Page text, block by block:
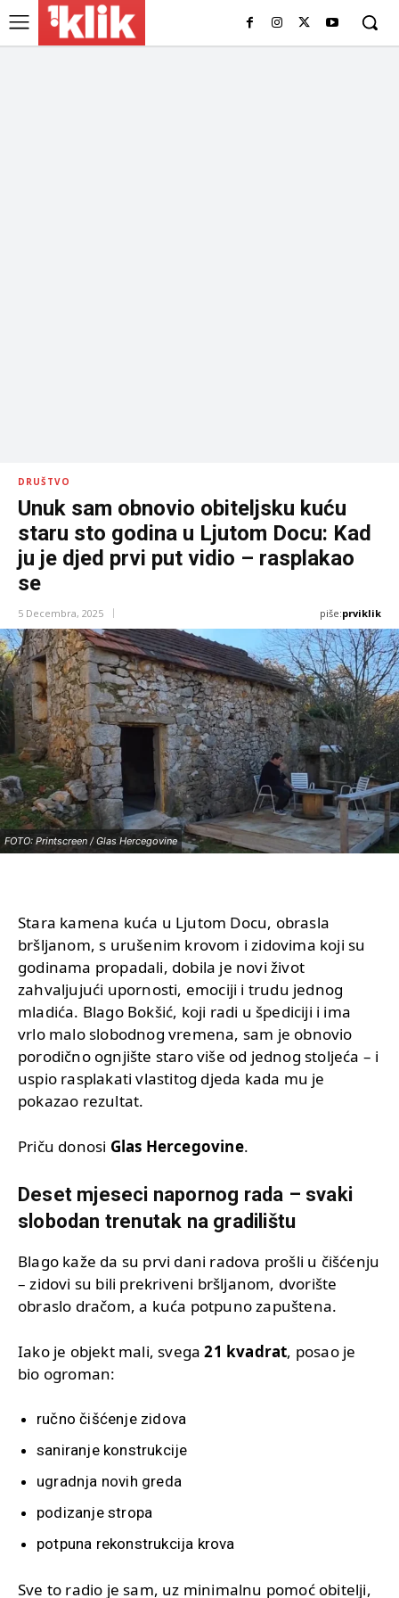
DRUŠTVO
Unuk sam obnovio obiteljsku kuću
staru sto godina u Ljutom Docu: Kad
ju je djed prvi put vidio – rasplakao
se
5 Decembra, 2025 piše:prviklik
FOTO: Printscreen / Glas Hercegovine
Stara kamena kuća u Ljutom Docu, obrasla
bršljanom, s urušenim krovom i zidovima koji su
godinama propadali, dobila je novi život
zahvaljujući upornosti, emociji i trudu jednog
mladića. Blago Bokšić, koji radi u špediciji i ima
vrlo malo slobodnog vremena, sam je obnovio
porodično ognjište staro više od jednog stoljeća – i
uspio rasplakati vlastitog djeda kada mu je
pokazao rezultat.
Priču donosi Glas Hercegovine.
Deset mjeseci napornog rada – svaki
slobodan trenutak na gradilištu
Blago kaže da su prvi dani radova prošli u čišćenju
– zidovi su bili prekriveni bršljanom, dvorište
obraslo dračom, a kuća potpuno zapuštena.
Iako je objekt mali, svega21 kvadrat, posao je
bio ogroman:
ručno čišćenje zidova
saniranje konstrukcije
ugradnja novih greda
podizanje stropa
potpuna rekonstrukcija krova
Sve to radio je sam, uz minimalnu pomoć obitelji,